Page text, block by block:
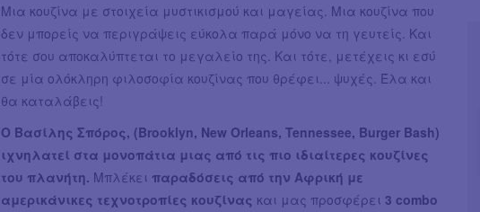
Μια κουζίνα με στοιχεία μυστικισμού και μαγείας. Μια κουζίνα που
δεν μπορείς να περιγράψεις εύκολα παρά μόνο να τη γευτείς. Και
τότε σου αποκαλύπτεται το μεγαλείο της. Και τότε, μετέχεις κι εσύ
σε μία ολόκληρη φιλοσοφία κουζίνας που θρέφει... ψυχές. Έλα και
θα καταλάβεις!
Ο Βασίλης Σπόρος, (Brooklyn, New Orleans, Tennessee, Burger Bash)
ιχνηλατεί στα μονοπάτια μιας από τις πιο ιδιαίτερες κουζίνες
του πλανήτη. Μπλέκει παραδόσεις από την Αφρική με
αμερικάνικες τεχνοτροπίες κουζίνας και μας προσφέρει 3 combo